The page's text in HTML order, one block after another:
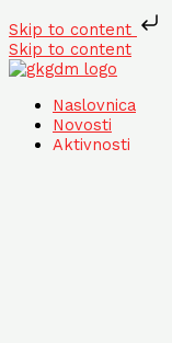
Skip to content
Skip to content
Naslovnica
Novosti
Aktivnosti